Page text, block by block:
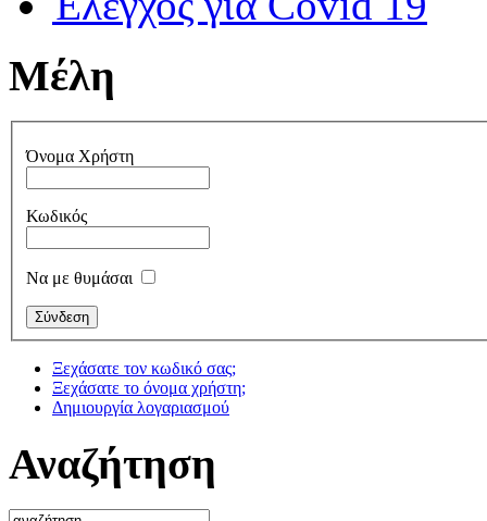
Μέλη
Όνομα Χρήστη
Κωδικός
Να με θυμάσαι
Ξεχάσατε τον κωδικό σας;
Ξεχάσατε το όνομα χρήστη;
Δημιουργία λογαριασμού
Αναζήτηση